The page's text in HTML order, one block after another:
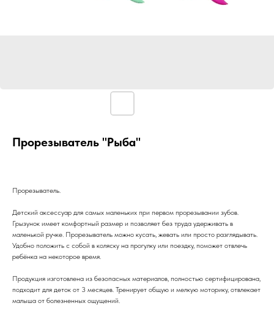
Прорезыватель "Рыба"
Прорезыватель.
Детский аксессуар для самых маленьких при первом прорезывании зубов.
Грызунок имеет комфортный размер и позволяет без труда удерживать в
маленькой ручке. Прорезыватель можно кусать, жевать или просто разглядывать.
Удобно положить с собой в коляску на прогулку или поездку, поможет отвлечь
ребёнка на некоторое время.
Продукция изготовлена из безопасных материалов, полностью сертифицирована,
подходит для деток от 3 месяцев. Тренирует общую и мелкую моторику, отвлекает
малыша от болезненных ощущений.